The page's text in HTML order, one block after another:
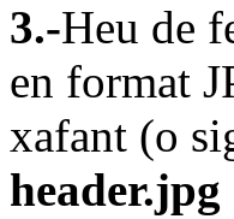
3.-Heu de
en format
xafant (o
header.jpg